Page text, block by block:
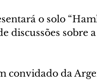
o solo
discussões sobre
convidado da